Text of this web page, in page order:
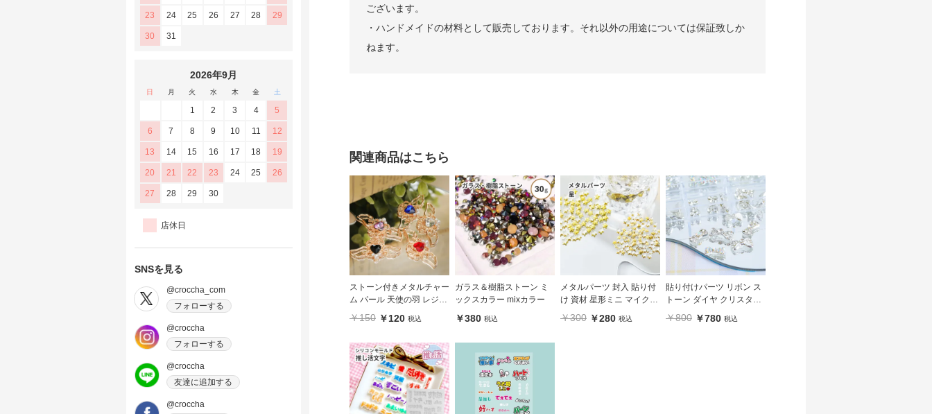
23 24 25 26 27 28 29
30 31
2026年9月
日 月 火 水 木 金 土
1 2 3 4 5
6 7 8 9 10 11 12
13 14 15 16 17 18 19
20 21 22 23 24 25 26
27 28 29 30
店休日
SNSを見る
@croccha_com
フォローする
@croccha
フォローする
@croccha
友達に追加する
@croccha
ございます。
・ハンドメイドの材料として販売しております。それ以外の用途については保証致しか
ねます。
関連商品はこちら
ストーン付きメタルチャー
ム パール 天使の羽 レジン
枠 レッド ブルー パープル
ホワイト ブラック
￥150 ￥120 税込
ガラス＆樹脂ストーン ミ
ックスカラー mixカラー
￥380 税込
メタルパーツ 封入 貼り付
け 資材 星形ミニ マイクロ
スター ゴールド 裏面 シル
バー スター 星
￥300 ￥280 税込
貼り付けパーツ リボン ス
トーン ダイヤ クリスタル
シルバー【6種】
￥800 ￥780 税込